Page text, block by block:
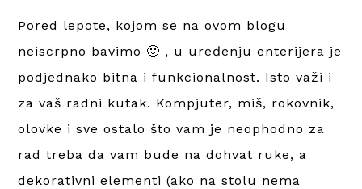
Pored lepote, kojom se na ovom blogu
neiscrpno bavimo 🙂 , u uređenju enterijera je
podjednako bitna i funkcionalnost. Isto važi i
za vaš radni kutak. Kompjuter, miš, rokovnik,
olovke i sve ostalo što vam je neophodno za
rad treba da vam bude na dohvat ruke, a
dekorativni elementi (ako na stolu nema